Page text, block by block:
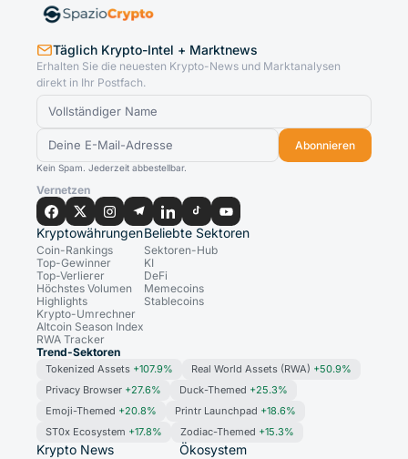
Täglich Krypto-Intel + Marktnews
Erhalten Sie die neuesten Krypto-News und Marktanalysen
direkt in Ihr Postfach.
Abonnieren
Kein Spam. Jederzeit abbestellbar.
Vernetzen
Kryptowährungen
Coin-Rankings
Top-Gewinner
Top-Verlierer
Höchstes Volumen
Highlights
Krypto-Umrechner
Altcoin Season Index
RWA Tracker
Beliebte Sektoren
Sektoren-Hub
KI
DeFi
Memecoins
Stablecoins
Trend-Sektoren
Tokenized Assets +107.9% Real World Assets (RWA) +50.9%
Privacy Browser +27.6% Duck-Themed +25.3%
Emoji-Themed +20.8% Printr Launchpad +18.6%
ST0x Ecosystem +17.8% Zodiac-Themed +15.3%
Krypto News Ökosystem